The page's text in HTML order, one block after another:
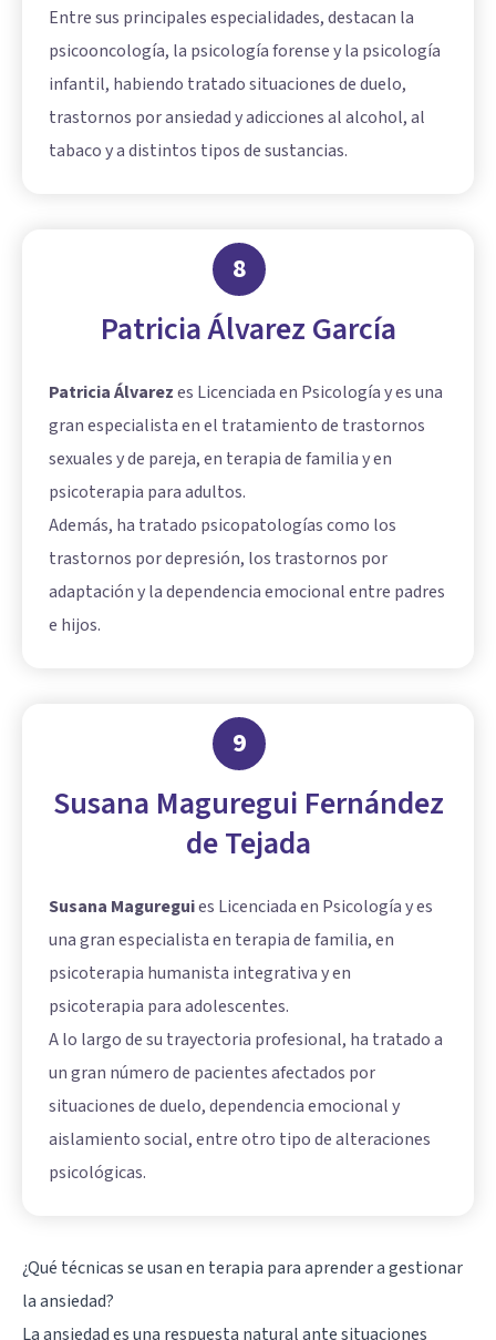
Entre sus principales especialidades, destacan la
psicooncología, la psicología forense y la psicología
infantil, habiendo tratado situaciones de duelo,
trastornos por ansiedad y adicciones al alcohol, al
tabaco y a distintos tipos de sustancias.
8
Patricia Álvarez García
Patricia Álvarezes Licenciada en Psicología y es una
gran especialista en el tratamiento de trastornos
sexuales y de pareja, en terapia de familia y en
psicoterapia para adultos.
Además, ha tratado psicopatologías como los
trastornos por depresión, los trastornos por
adaptación y la dependencia emocional entre padres
e hijos.
9
Susana Maguregui Fernández
de Tejada
Susana Magureguies Licenciada en Psicología y es
una gran especialista en terapia de familia, en
psicoterapia humanista integrativa y en
psicoterapia para adolescentes.
A lo largo de su trayectoria profesional, ha tratado a
un gran número de pacientes afectados por
situaciones de duelo, dependencia emocional y
aislamiento social, entre otro tipo de alteraciones
psicológicas.
¿Qué técnicas se usan en terapia para aprender a gestionar
la ansiedad?
La ansiedad es una respuesta natural ante situaciones